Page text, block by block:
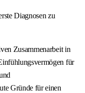
Diagnosen zu
Zusammenarbeit in
für
Gründe für einen